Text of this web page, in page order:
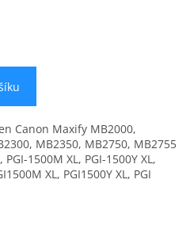
Canon Maxify MB2000,
MB2350, MB2750, MB2755
1500M XL, PGI-1500Y XL,
XL, PGI1500Y XL, PGI